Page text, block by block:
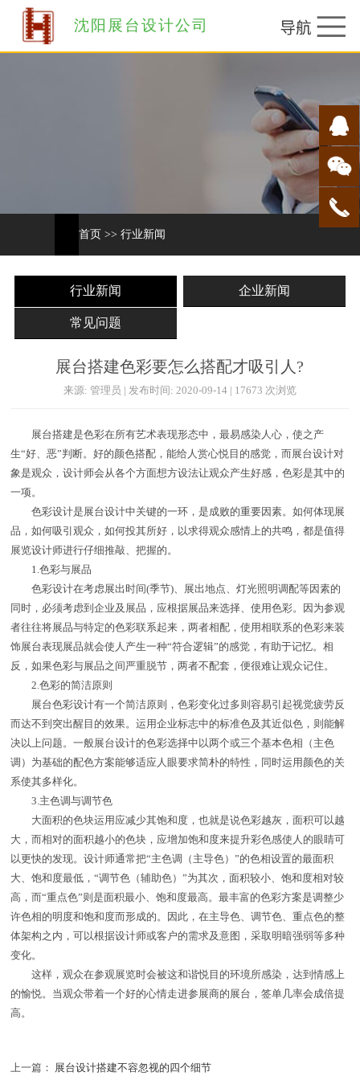
沈阳展台设计公司
首页 >> 行业新闻
行业新闻 企业新闻
常见问题
展台搭建色彩要怎么搭配才吸引人?
来源: 管理员 | 发布时间: 2020-09-14 | 17673 次浏览
展台搭建是色彩在所有艺术表现形态中，最易感染人心，使之产
生“好、恶”判断。好的颜色搭配，能给人赏心悦目的感觉，而展台设计对
象是观众，设计师会从各个方面想方设法让观众产生好感，色彩是其中的
一项。
色彩设计是展台设计中关键的一环，是成败的重要因素。如何体现展
品，如何吸引观众，如何投其所好，以求得观众感情上的共鸣，都是值得
展览设计师进行仔细推敲、把握的。
1.色彩与展品
色彩设计在考虑展出时间(季节)、展出地点、灯光照明调配等因素的
同时，必须考虑到企业及展品，应根据展品来选择、使用色彩。因为参观
者往往将展品与特定的色彩联系起来，两者相配，使用相联系的色彩来装
饰展台表现展品就会使人产生一种“符合逻辑”的感觉，有助于记忆。相
反，如果色彩与展品之间严重脱节，两者不配套，便很难让观众记住。
2.色彩的简洁原则
展台色彩设计有一个简洁原则，色彩变化过多则容易引起视觉疲劳反
而达不到突出醒目的效果。运用企业标志中的标准色及其近似色，则能解
决以上问题。一般展台设计的色彩选择中以两个或三个基本色相（主色
调）为基础的配色方案能够适应人眼要求简朴的特性，同时运用颜色的关
系使其多样化。
3.主色调与调节色
大面积的色块运用应减少其饱和度，也就是说色彩越灰，面积可以越
大，而相对的面积越小的色块，应增加饱和度来提升彩色感使人的眼睛可
以更快的发现。设计师通常把“主色调（主导色）”的色相设置的最面积
大、饱和度最低，“调节色（辅助色）”为其次，面积较小、饱和度相对较
高，而“重点色”则是面积最小、饱和度最高。最丰富的色彩方案是调整少
许色相的明度和饱和度而形成的。因此，在主导色、调节色、重点色的整
体架构之内，可以根据设计师或客户的需求及意图，采取明暗强弱等多种
变化。
这样，观众在参观展览时会被这和谐悦目的环境所感染，达到情感上
的愉悦。当观众带着一个好的心情走进参展商的展台，签单几率会成倍提
高。
上一篇： 展台设计搭建不容忽视的四个细节